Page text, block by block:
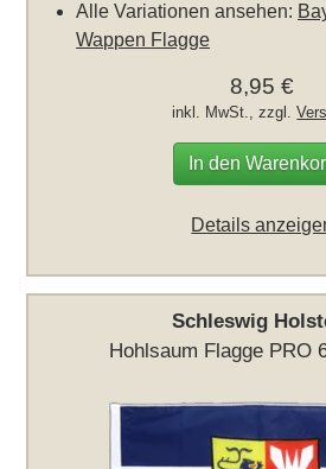
Alle Variationen ansehen:
Wappen Flagge
8,95 €
inkl. MwSt., zzgl.
In den
Details
Schleswig
Hohlsaum Flagge PRO